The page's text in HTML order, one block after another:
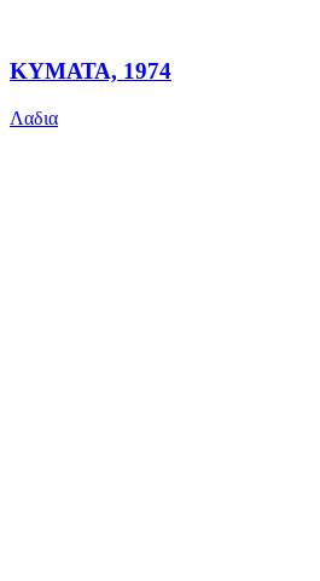
ΚΥΜΑΤΑ, 1974
Λαδια